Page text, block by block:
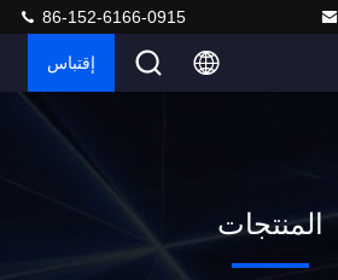
86-152-6166-0915
إقتباس
المنتجات